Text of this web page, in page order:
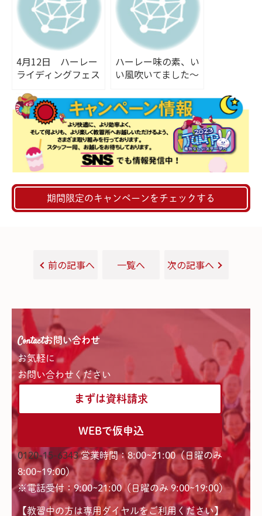
4月12日 ハーレー
ライディングフェス
ハーレー味の素、い
い風吹いてました～
期間限定のキャンペーンをチェックする
前の記事へ 一覧へ 次の記事へ
Contactお問い合わせ
お気軽に
お問い合わせください
まずは資料請求
WEBで仮申込
0120-15-6343 営業時間：8:00~21:00（日曜のみ
8:00~19:00）
※電話受付：9:00~21:00（日曜のみ 9:00~19:00）
【教習中の方は専用ダイヤルをご利用ください】